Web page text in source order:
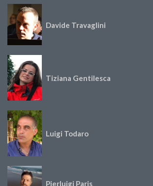
Davide Travaglini
Tiziana Gentilesca
Luigi Todaro
Pierluigi Paris